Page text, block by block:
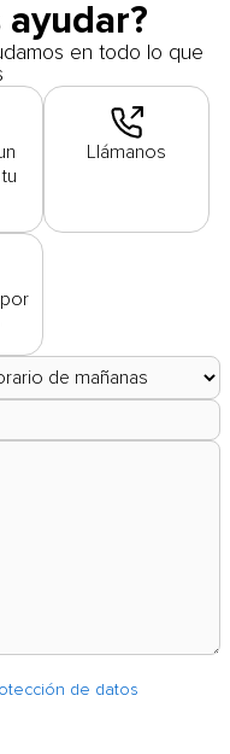
ayudar?
en todo lo que
Llámanos
de datos